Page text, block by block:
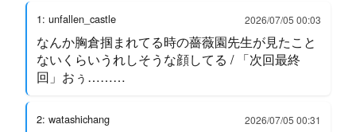
1: unfallen_castle 2026/07/05 00:03
なんか胸倉掴まれてる時の薔薇園先生が見たこと
ないくらいうれしそうな顔してる / 「次回最終
回」おぅ………
2: watashichang 2026/07/05 00:31